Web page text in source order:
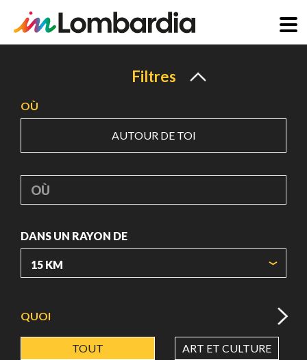
principal
Filtres
OÙ
AUTOUR DE TOI
OÙ
DANS UN RAYON DE
LATITUDE
QUOI
TOUT ART ET CULTURE